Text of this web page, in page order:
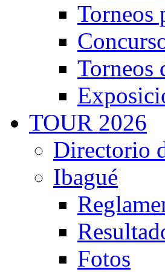
Torneos
Torneos
TOUR 2026
Directorio
Ibagué
Fotos